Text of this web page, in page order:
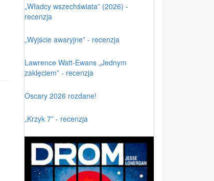
„Władcy wszechświata” (2026) -
recenzja
„Wyjście awaryjne” - recenzja
Lawrence Watt-Ewans „Jednym
zaklęciem” - recenzja
Oscary 2026 rozdane!
„Krzyk 7” - recenzja